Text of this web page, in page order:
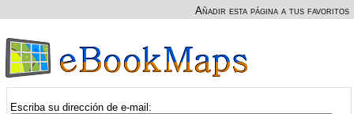
Añadir esta página a tus favoritos
Escriba su dirección de e-mail: